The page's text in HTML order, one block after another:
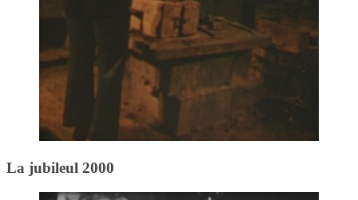
La jubileul 2000